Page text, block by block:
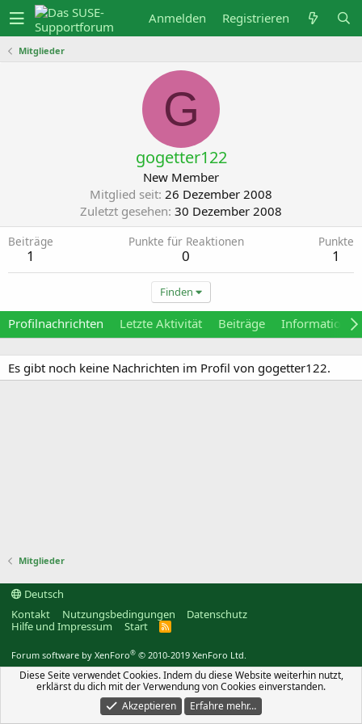
Anmelden Registrieren
Mitglieder
G
gogetter122
New Member
Mitglied seit 26 Dezember 2008
Zuletzt gesehen 30 Dezember 2008
Beiträge
1
Punkte für Reaktionen
0
Punkte
1
Finden
Profilnachrichten Letzte Aktivität Beiträge Informationen
Es gibt noch keine Nachrichten im Profil von gogetter122.
Mitglieder
Deutsch
Kontakt
Nutzungsbedingungen
Datenschutz
Hilfe und Impressum
Start
R
Forum software by XenForo® © 2010-2019 XenForo Ltd.
Diese Seite verwendet Cookies. Indem du diese Website weiterhin nutzt,
erklärst du dich mit der Verwendung von Cookies einverstanden.
Akzeptieren
Erfahre mehr…